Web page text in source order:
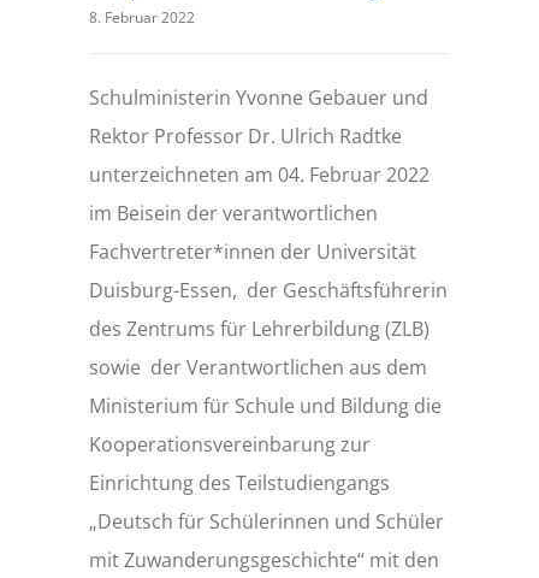
8. Februar 2022
Schulministerin Yvonne Gebauer und
Rektor Professor Dr. Ulrich Radtke
unterzeichneten am 04. Februar 2022
im Beisein der verantwortlichen
Fachvertreter*innen der Universität
Duisburg-Essen, der Geschäftsführerin
des Zentrums für Lehrerbildung (ZLB)
sowie der Verantwortlichen aus dem
Ministerium für Schule und Bildung die
Kooperationsvereinbarung zur
Einrichtung des Teilstudiengangs
„Deutsch für Schülerinnen und Schüler
mit Zuwanderungsgeschichte“ mit den